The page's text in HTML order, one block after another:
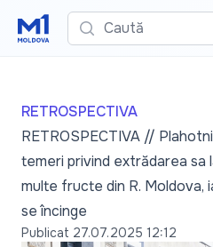
Caută
RETROSPECTIVA
RETROSPECTIVA //
temeri privind extrădarea sa
multe fructe din R.
se încinge
Publicat 27.07.2025 12:12